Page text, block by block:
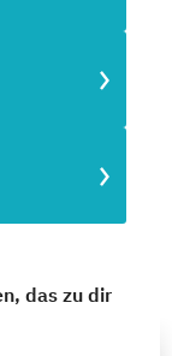
das zu dir